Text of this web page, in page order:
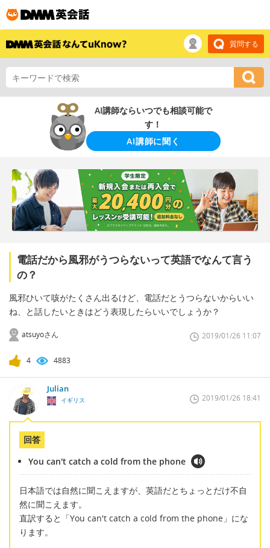
質問する
AI講師ならいつでも相談可能で
す！
AI講師に聞く
電話だから風邪がうつらないって英語でなんて言う
の？
風邪ひいて咳がたくさん出るけど、電話だとうつらないからいい
ね、と話したいときはどう表現したらいいでしょうか？
atsuyoさん 2019/01/26 11:07
4 4883
Julian
イギリス 2019/01/26 18:41
回答
You can't catch a cold from the phone
日本語では自然に聞こえますが、英語だとちょっとだけ不自
然に聞こえます。
直訳すると「You can't catch a cold from the phone」にな
ります。